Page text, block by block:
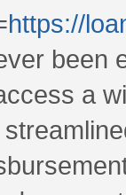
https://
been
a